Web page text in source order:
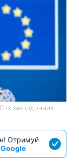
із закордонних
Отримуй